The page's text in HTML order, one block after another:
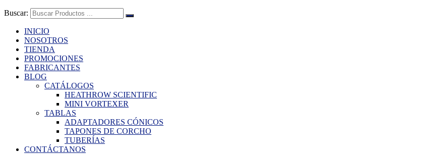
Buscar:
INICIO
NOSOTROS
TIENDA
PROMOCIONES
FABRICANTES
BLOG
CATÁLOGOS
HEATHROW SCIENTIFIC
MINI VORTEXER
TABLAS
ADAPTADORES CÓNICOS
TAPONES DE CORCHO
TUBERÍAS
CONTÁCTANOS